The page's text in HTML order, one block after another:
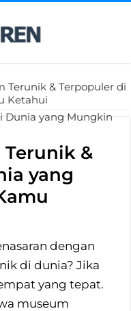
Terunik & Terpopuler di
Ketahui
Terunik &
yang
dengan
di dunia? Jika
yang tepat.
museum